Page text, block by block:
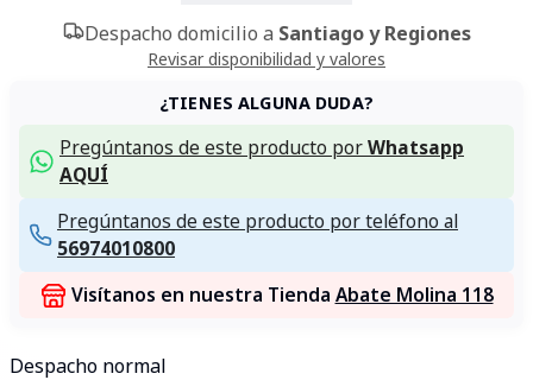
Despacho domicilio a Santiago y Regiones
Revisar disponibilidad y valores
¿TIENES ALGUNA DUDA?
Pregúntanos de este producto porWhatsapp
AQUÍ
Pregúntanos de este producto por teléfono al
56974010800
Visítanos en nuestra Tienda Abate Molina 118
Despacho normal